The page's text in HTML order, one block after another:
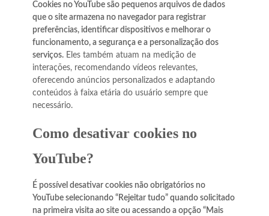
Cookies no YouTube são pequenos arquivos de dados
que o site armazena no navegador para registrar
preferências, identificar dispositivos e melhorar o
funcionamento, a segurança e a personalização dos
serviços.Eles também atuam na medição de
interações, recomendando vídeos relevantes,
oferecendo anúncios personalizados e adaptando
conteúdos à faixa etária do usuário sempre que
necessário.
Como desativar cookies no
YouTube?
É possível desativar cookies não obrigatórios no
YouTube selecionando “Rejeitar tudo” quando solicitado
na primeira visita ao site ou acessando a opção “Mais